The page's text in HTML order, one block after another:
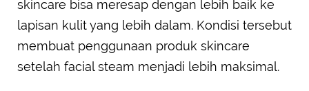
skincare bisa meresap dengan lebih baik ke
lapisan kulit yang lebih dalam. Kondisi tersebut
membuat penggunaan produk skincare
setelah facial steam menjadi lebih maksimal.